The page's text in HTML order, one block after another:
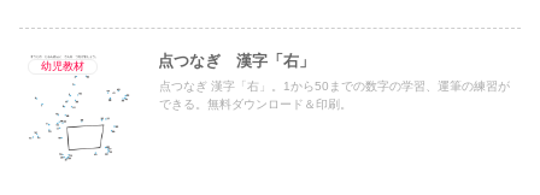
幼児教材 点つなぎ 漢字「右」
点つなぎ 漢字「右」。1から50までの数字の学習、運筆の練習が
できる。無料ダウンロード＆印刷。